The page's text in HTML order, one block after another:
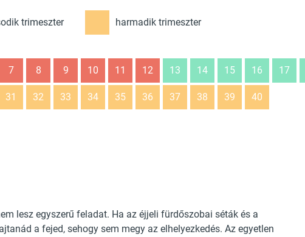
trimeszter harmadik trimeszter
7 8 9 10 11 12 13 14 15 16 17
31 32 33 34 35 36 37 38 39 40
lesz egyszerű feladat. Ha az éjjeli fürdőszobai séták és a
a fejed, sehogy sem megy az elhelyezkedés. Az egyetlen